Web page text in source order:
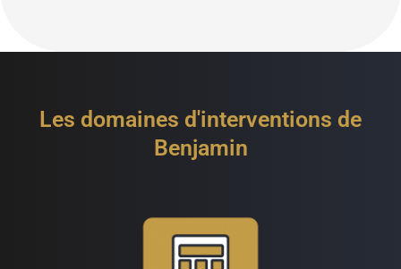
Les domaines d'interventions de
Benjamin